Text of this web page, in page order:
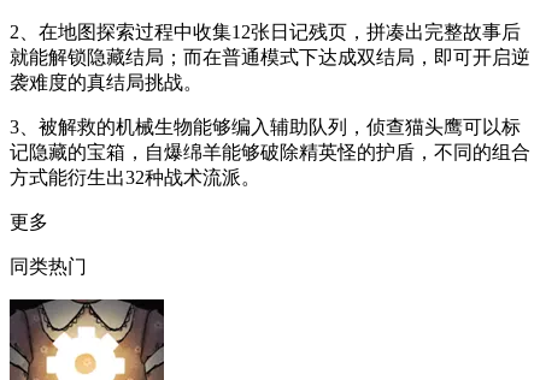
2、在地图探索过程中收集12张日记残页，拼凑出完整故事后
就能解锁隐藏结局；而在普通模式下达成双结局，即可开启逆
袭难度的真结局挑战。
3、被解救的机械生物能够编入辅助队列，侦查猫头鹰可以标
记隐藏的宝箱，自爆绵羊能够破除精英怪的护盾，不同的组合
方式能衍生出32种战术流派。
更多
同类热门